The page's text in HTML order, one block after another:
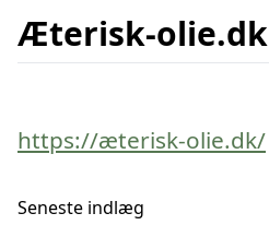
Æterisk-olie.dk
https://æterisk-olie.dk/
Seneste indlæg